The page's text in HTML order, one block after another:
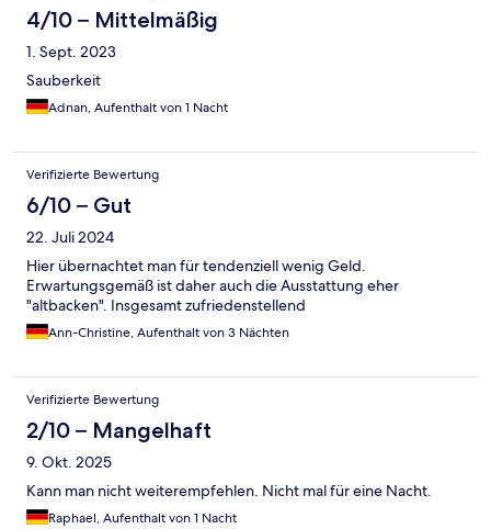
4/10 – Mittelmäßig
1. Sept. 2023
Sauberkeit
Adnan, Aufenthalt von 1 Nacht
Verifizierte Bewertung
6/10 – Gut
22. Juli 2024
Hier übernachtet man für tendenziell wenig Geld.
Erwartungsgemäß ist daher auch die Ausstattung eher
"altbacken". Insgesamt zufriedenstellend
Ann-Christine, Aufenthalt von 3 Nächten
Verifizierte Bewertung
2/10 – Mangelhaft
9. Okt. 2025
Kann man nicht weiterempfehlen. Nicht mal für eine Nacht.
Raphael, Aufenthalt von 1 Nacht